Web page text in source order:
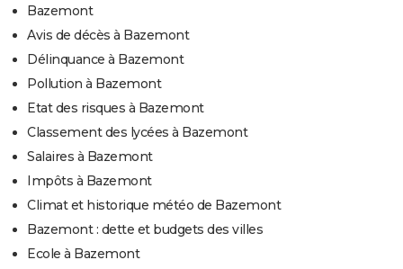
Bazemont
Avis de décès à Bazemont
Délinquance à Bazemont
Pollution à Bazemont
Etat des risques à Bazemont
Classement des lycées à Bazemont
Salaires à Bazemont
Impôts à Bazemont
Climat et historique météo de Bazemont
Bazemont : dette et budgets des villes
Ecole à Bazemont